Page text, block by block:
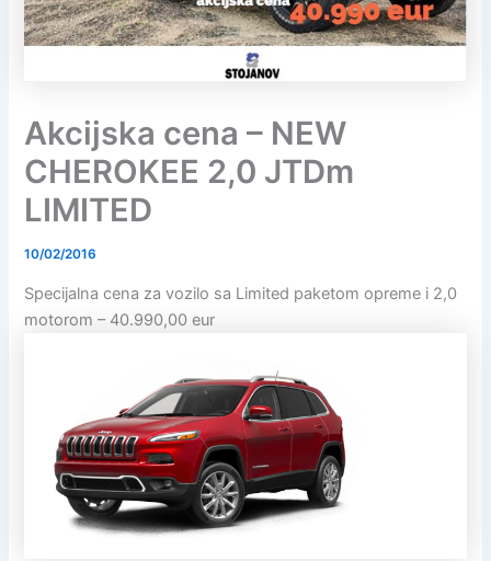
Akcijska cena – NEW
CHEROKEE 2,0 JTDm
LIMITED
10/02/2016
Specijalna cena za vozilo sa Limited paketom opreme i 2,0
motorom – 40.990,00 eur